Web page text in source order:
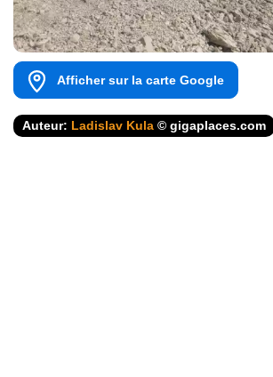
Afficher sur la carte Google
Auteur: Ladislav Kula © gigaplaces.com